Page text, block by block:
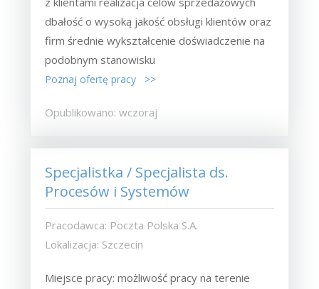
dbałość o wysoką jakość obsługi klientów oraz
firm średnie wykształcenie doświadczenie na
podobnym stanowisku
Poznaj ofertę pracy >>
Opublikowano: wczoraj
Specjalistka / Specjalista ds.
Procesów i Systemów
Pracodawca: Poczta Polska S.A.
Lokalizacja: Szczecin
Miejsce pracy: możliwość pracy na terenie